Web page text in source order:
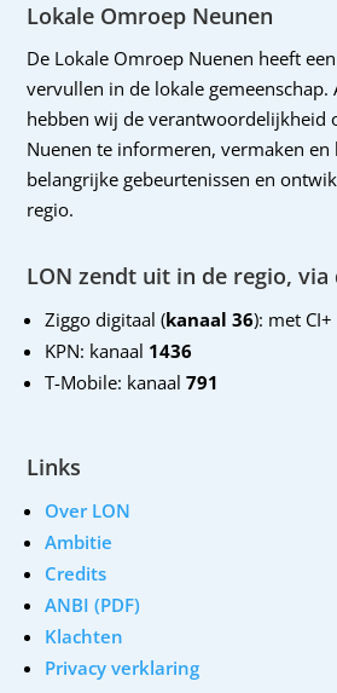
Lokale Omroep Neunen
De Lokale Omroep Nuenen heeft
vervullen in de lokale gemeenschap.
hebben wij de verantwoordelijkheid
Nuenen te informeren, vermaken en
belangrijke gebeurtenissen en
regio.
LON zendt uit in de regio,
Ziggo digitaal (kanaal 36): met
KPN: kanaal 1436
T-Mobile: kanaal791
Links
Over LON
Ambitie
Credits
ANBI (PDF)
Klachten
Privacy verklaring